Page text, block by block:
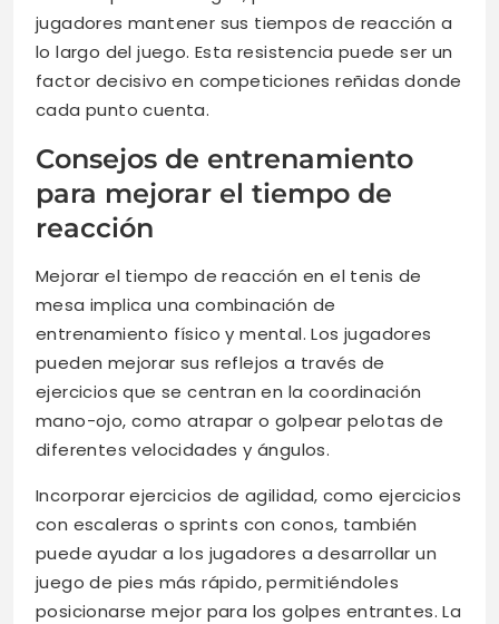
jugadores mantener sus tiempos de reacción a
lo largo del juego. Esta resistencia puede ser un
factor decisivo en competiciones reñidas donde
cada punto cuenta.
Consejos de entrenamiento
para mejorar el tiempo de
reacción
Mejorar el tiempo de reacción en el tenis de
mesa implica una combinación de
entrenamiento físico y mental. Los jugadores
pueden mejorar sus reflejos a través de
ejercicios que se centran en la coordinación
mano-ojo, como atrapar o golpear pelotas de
diferentes velocidades y ángulos.
Incorporar ejercicios de agilidad, como ejercicios
con escaleras o sprints con conos, también
puede ayudar a los jugadores a desarrollar un
juego de pies más rápido, permitiéndoles
posicionarse mejor para los golpes entrantes. La